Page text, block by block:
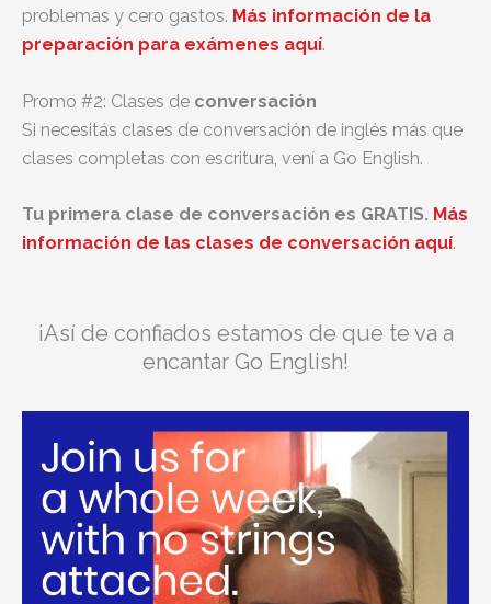
problemas y cero gastos. Más información de la
preparación para exámenes aquí.
Promo #2: Clases de conversación
Si necesitás clases de conversación de inglés más que
clases completas con escritura, vení a Go English.
Tu primera clase de conversación es GRATIS. Más
información de las clases de conversación aquí.
¡Así de confiados estamos de que te va a
encantar Go English!